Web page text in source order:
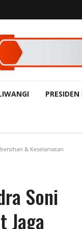
& Keselamatan
Soni
Jaga